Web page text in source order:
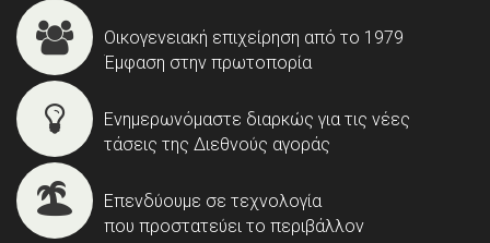
Οικογενειακή επιχείρηση από το 1979
Έμφαση στην πρωτοπορία
Ενημερωνόμαστε διαρκώς για τις νέες
τάσεις της Διεθνούς αγοράς
Επενδύουμε σε τεχνολογία
που προστατεύει το περιβάλλον